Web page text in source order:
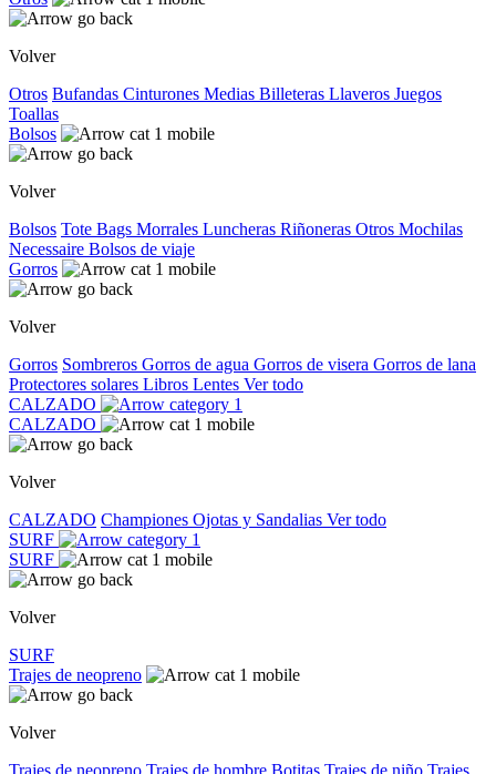
Volver
Otros Bufandas Cinturones Medias Billeteras Llaveros Juegos
Toallas
Bolsos
Volver
Bolsos Tote Bags Morrales Luncheras Riñoneras Otros Mochilas
Necessaire Bolsos de viaje
Gorros
Volver
Gorros Sombreros Gorros de agua Gorros de visera Gorros de lana
Protectores solares Libros Lentes Ver todo
CALZADO
CALZADO
Volver
CALZADO Championes Ojotas y Sandalias Ver todo
SURF
SURF
Volver
SURF
Trajes de neopreno
Volver
Trajes de neopreno Trajes de hombre Botitas Trajes de niño Trajes